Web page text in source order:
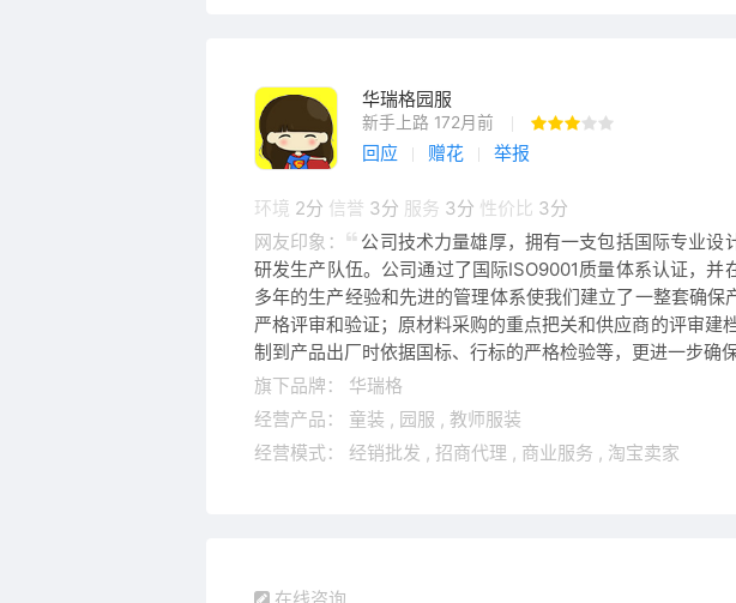
华瑞格园服
新手上路 172月前
回应 赠花 举报
环境 2分 信誉 3分 服务 3分 性价比 3分
网友印象：
公司技术力量雄厚，拥有一支包括国际专业设
研发生产队伍。公司通过了国际ISO9001质量体系认证，并
多年的生产经验和先进的管理体系使我们建立了一整套确
严格评审和验证；原材料采购的重点把关和供应商的评审建
制到产品出厂时依据国标、行标的严格检验等，更进一步确
旗下品牌：
华瑞格
经营产品：
童装 , 园服 , 教师服装
经营模式：
经销批发 , 招商代理 , 商业服务 , 淘宝卖家